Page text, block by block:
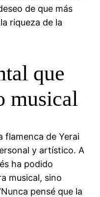
de que más
riqueza de la
que
musical
flamenca de Yerai
y artístico. A
ha podido
musical, sino
pensé que la